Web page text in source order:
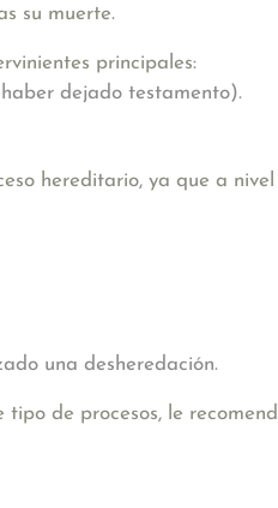
su muerte.
principales:
dejado testamento).
hereditario, ya que a
una desheredación.
de procesos, le